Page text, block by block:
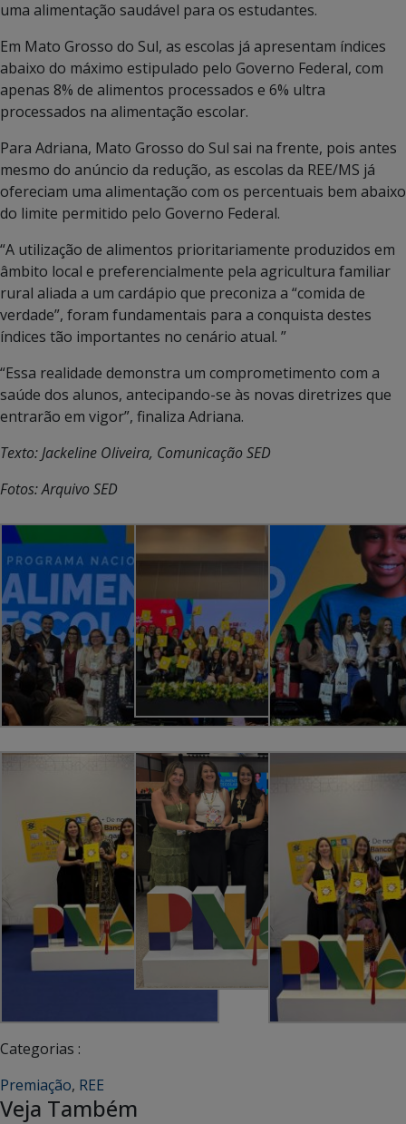
uma alimentação saudável para os estudantes.
Em Mato Grosso do Sul, as escolas já apresentam índices
abaixo do máximo estipulado pelo Governo Federal, com
apenas 8% de alimentos processados e 6% ultra
processados na alimentação escolar.
Para Adriana, Mato Grosso do Sul sai na frente, pois antes
mesmo do anúncio da redução, as escolas da REE/MS já
ofereciam uma alimentação com os percentuais bem abaixo
do limite permitido pelo Governo Federal.
“A utilização de alimentos prioritariamente produzidos em
âmbito local e preferencialmente pela agricultura familiar
rural aliada a um cardápio que preconiza a “comida de
verdade”, foram fundamentais para a conquista destes
índices tão importantes no cenário atual. ”
“Essa realidade demonstra um comprometimento com a
saúde dos alunos, antecipando-se às novas diretrizes que
entrarão em vigor”, finaliza Adriana.
Texto: Jackeline Oliveira, Comunicação SED
Fotos: Arquivo SED
Categorias :
Premiação, REE
Veja Também